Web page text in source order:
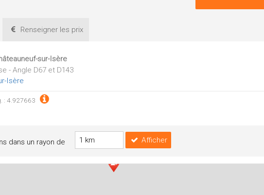
Renseigner les prix
sur-Isère
- Angle D67 et D143
Isère
: 4.927663
dans un rayon de Afficher